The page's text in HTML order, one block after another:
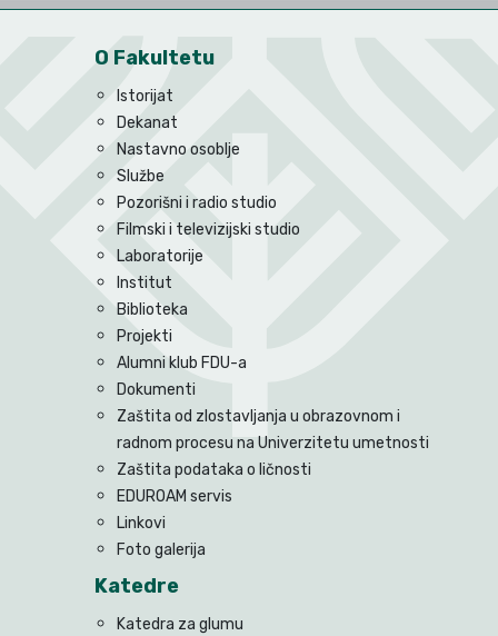
O Fakultetu
Istorijat
Dekanat
Nastavno osoblje
Službe
Pozorišni i radio studio
Filmski i televizijski studio
Laboratorije
Institut
Biblioteka
Projekti
Alumni klub FDU-a
Dokumenti
Zaštita od zlostavljanja u obrazovnom i
radnom procesu na Univerzitetu umetnosti
Zaštita podataka o ličnosti
EDUROAM servis
Linkovi
Foto galerija
Katedre
Katedra za glumu